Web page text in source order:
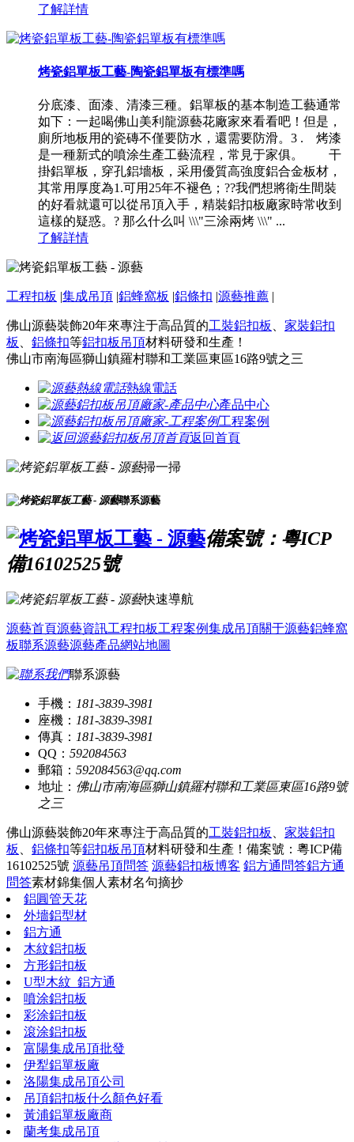
了解詳情
烤瓷鋁單板工藝-陶瓷鋁單板有標準嗎
分底漆、面漆、清漆三種。鋁單板的基本制造工藝通常
如下：一起喝佛山美利龍源藝花廠家來看看吧！但是，
廁所地板用的瓷磚不僅要防水，還需要防滑。3 . 烤漆
是一種新式的噴涂生產工藝流程，常見于家俱。 干
掛鋁單板，穿孔鋁墻板，采用優質高強度鋁合金板材，
其常用厚度為1.可用25年不褪色；??我們想將衛生間裝
的好看就還可以從吊頂入手，精裝鋁扣板廠家時常收到
這樣的疑惑。? 那么什么叫 \\\"三涂兩烤 \\\" ...
了解詳情
工程扣板 |集成吊頂 |鋁蜂窩板 |鋁條扣 |源藝推薦 |
佛山源藝裝飾20年來專注于高品質的工裝鋁扣板
家裝鋁扣
板
鋁條扣等鋁扣板吊頂材料研發和生產！
佛山市南海區獅山鎮羅村聯和工業區東區16路9號之三
熱線電話
產品中心
工程案例
返回首頁
掃一掃
聯系源藝
備案號：粵ICP
備16102525號
快速導航
源藝首頁源藝資訊工程扣板工程案例集成吊頂關于源藝鋁蜂窩
板聯系源藝源藝產品網站地圖
聯系源藝
手機： 181-3839-3981
座機： 181-3839-3981
傳真： 181-3839-3981
QQ： 592084563
郵箱： 592084563@qq.com
地址： 佛山市南海區獅山鎮羅村聯和工業區東區16路9號
之三
佛山源藝裝飾20年來專注于高品質的工裝鋁扣板 、 家裝鋁扣
板 、 鋁條扣等鋁扣板吊頂材料研發和生產！ 備案號：粵ICP備
16102525號 源藝吊頂問答 源藝鋁扣板博客 鋁方通問答鋁方通
問答素材錦集個人素材名句摘抄
鋁圓管天花
外墻鋁型材
鋁方通
木紋鋁扣板
方形鋁扣板
U型木紋_鋁方通
噴涂鋁扣板
彩涂鋁扣板
滾涂鋁扣板
富陽集成吊頂批發
伊犁鋁單板廠
洛陽集成吊頂公司
吊頂鋁扣板什么顏色好看
黃浦鋁單板廠商
蘭考集成吊頂